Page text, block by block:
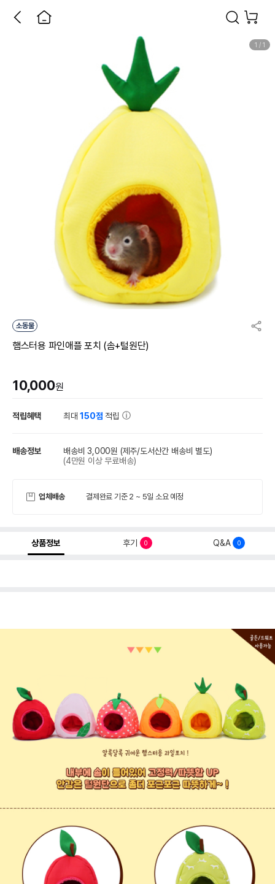
1 / 1
소동물
햄스터용 파인애플 포치 (솜+털원단)
10,000원
적립혜택 최대150점 적립
배송정보 배송비 3,000원 (제주/도서산간 배송비 별도)
(4만원 이상 무료배송)
업체배송 결제완료 기준 2 ~ 5일 소요 예정
상품정보 후기 0 Q&A 0